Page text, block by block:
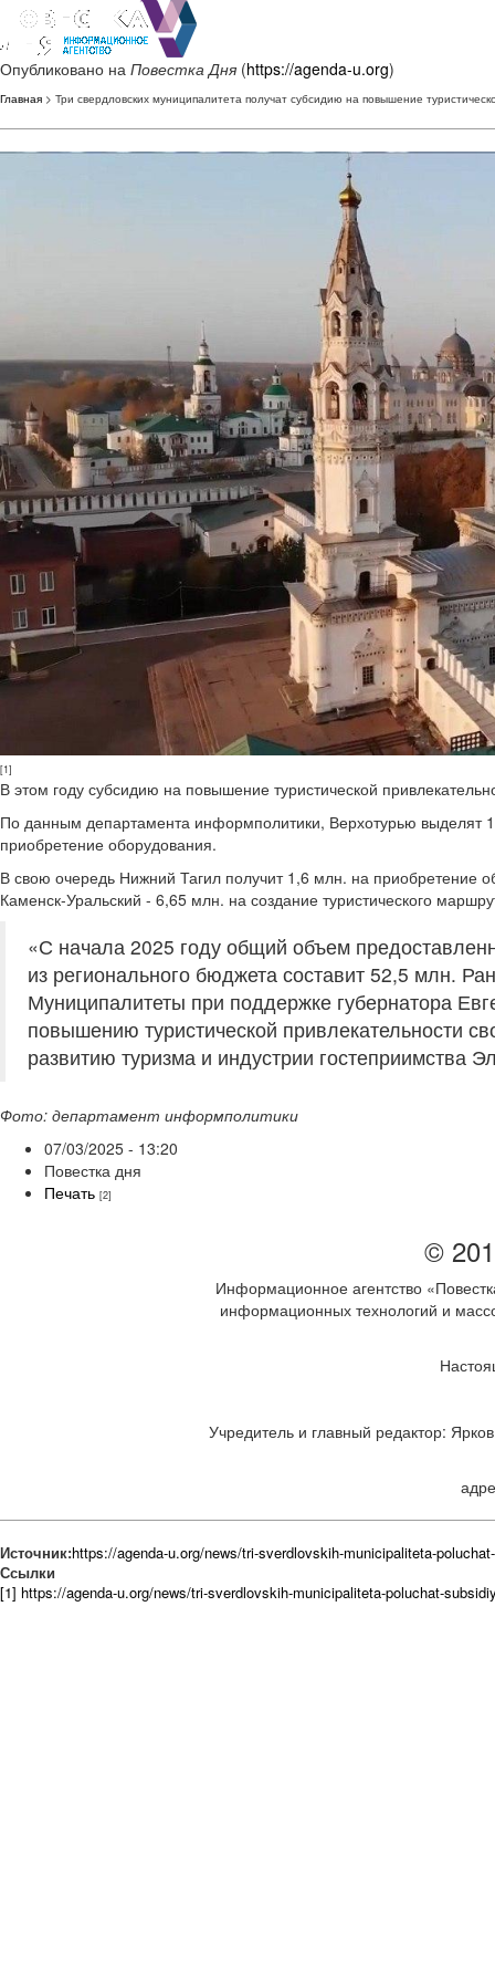
Опубликовано на Повестка Дня (https://agenda-u.org)
Главная > Три свердловских муниципалитета получат субсидию на повышение
[1]
В этом году субсидию на повышение туристической
По данным департамента информполитики, Верхотурью выделят
приобретение оборудования.
В свою очередь Нижний Тагил получит 1,6 млн. на приобретение
Каменск-Уральский - 6,65 млн. на создание туристического
«С начала 2025 году общий объем
из регионального бюджета составит 52,5 млн.
Муниципалитеты при поддержке губернатора
повышению туристической привлекательности
развитию туризма и индустрии гостеприимства
Фото: департамент информполитики
07/03/2025 - 13:20
Повестка дня
Печать [2]
©
Информационное агентство
информационных технологий и
Учредитель и главный редактор:
Источник:https://agenda-u.org/news/tri-sverdlovskih-municipaliteta-
Ссылки
[1] https://agenda-u.org/news/tri-sverdlovskih-municipaliteta-poluchat-